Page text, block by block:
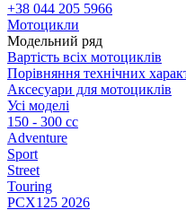
+38 044 205 5966
Мотоцикли
Модельний ряд
Вартість всіх мотоциклів
Порівняння технічних
Аксесуари для мотоциклів
Усі моделі
150 - 300 cc
Adventure
Sport
Street
Touring
PCX125 2026